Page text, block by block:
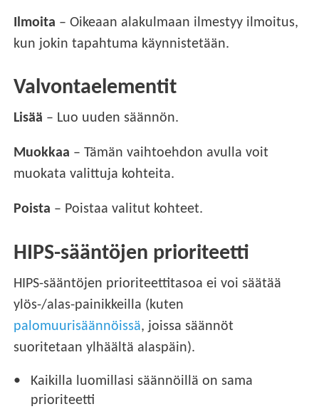
Ilmoita – Oikeaan alakulmaan ilmestyy ilmoitus,
kun jokin tapahtuma käynnistetään.
Valvontaelementit
Lisää – Luo uuden säännön.
Muokkaa – Tämän vaihtoehdon avulla voit
muokata valittuja kohteita.
Poista – Poistaa valitut kohteet.
HIPS-sääntöjen prioriteetti
HIPS-sääntöjen prioriteettitasoa ei voi säätää
ylös-/alas-painikkeilla (kuten
palomuurisäännöissä, joissa säännöt
suoritetaan ylhäältä alaspäin).
Kaikilla luomillasi säännöillä on sama
prioriteetti